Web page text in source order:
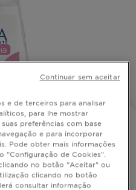
e frescura natural.
e de terceiros para analisar
para lhe mostrar
preferências com base
e para incorporar
Pode obter mais informações
"Configuração de Cookies".
no botão "Aceitar" ou
clicando no botão
consultar informação
Continuar sem aceitar